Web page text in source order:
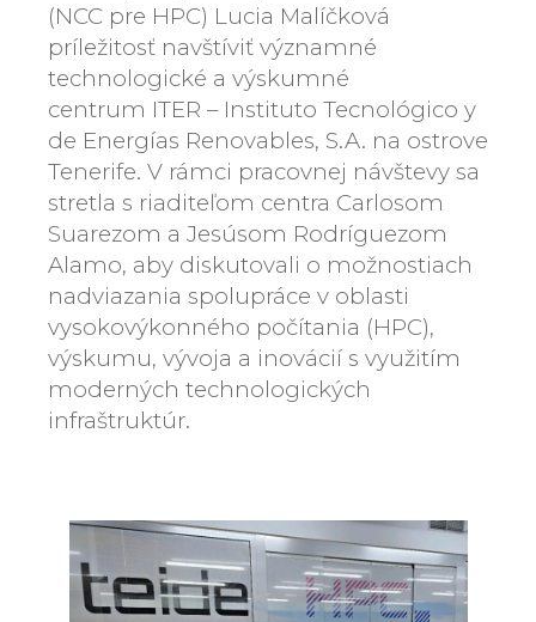
(NCC pre HPC) Lucia Malíčková
príležitosť navštíviť významné
technologické a výskumné
centrum ITER – Instituto Tecnológico y
de Energías Renovables, S.A. na ostrove
Tenerife. V rámci pracovnej návštevy sa
stretla s riaditeľom centra Carlosom
Suarezom a Jesúsom Rodríguezom
Alamo, aby diskutovali o možnostiach
nadviazania spolupráce v oblasti
vysokovýkonného počítania (HPC),
výskumu, vývoja a inovácií s využitím
moderných technologických
infraštruktúr.